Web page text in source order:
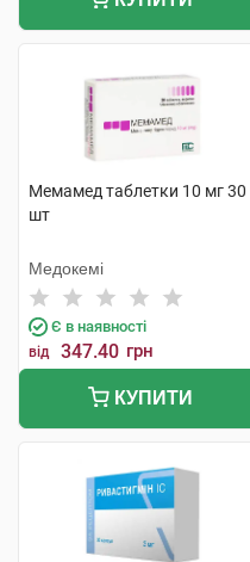
Мемамед таблетки 10 мг 30
шт
Медокемі
Є в наявності
від 347.40 грн
КУПИТИ